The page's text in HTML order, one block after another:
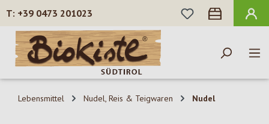
Zum Hauptinhalt springen
+39 0473 201023
DU HAST 0
Lebensmittel Nudel, Reis & Teigwaren Nudel